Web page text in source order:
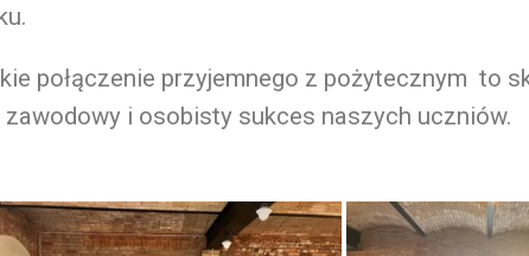
połączenie przyjemnego z pożytecznym to
zawodowy i osobisty sukces naszych uczniów.